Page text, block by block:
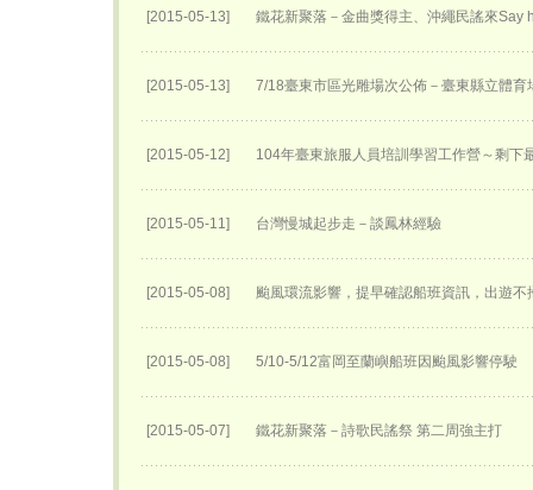
[2015-05-13] 鐵花新聚落－金曲獎得主、沖繩民謠來Say
[2015-05-13] 7/18臺東市區光雕場次公佈－臺東縣立體育
[2015-05-12] 104年臺東旅服人員培訓學習工作營～剩下
[2015-05-11] 台灣慢城起步走－談鳳林經驗
[2015-05-08] 颱風環流影響，提早確認船班資訊，出遊不
[2015-05-08] 5/10-5/12富岡至蘭嶼船班因颱風影響停駛
[2015-05-07] 鐵花新聚落－詩歌民謠祭 第二周強主打